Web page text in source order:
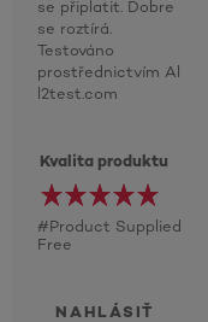
se připlatit. Dobre
se roztírá.
Testováno
prostřednictvím Al
l2test.com
Kvalita produktu
#Product Supplied
Free
NAHLÁSIŤ